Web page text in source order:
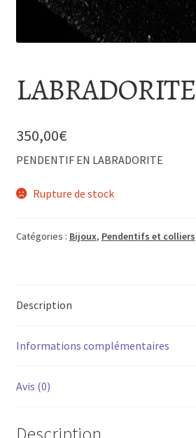
LABRADORITE
350,00€
PENDENTIF EN LABRADORITE
Rupture de stock
Catégories : Bijoux, Pendentifs et colliers
Description
Informations complémentaires
Avis (0)